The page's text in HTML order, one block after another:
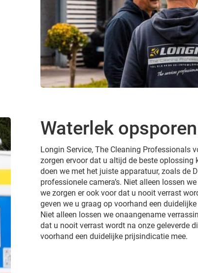
Waterlek
Longin Service, The Cleaning Professionals
zorgen ervoor dat u altijd de beste oplossing
doen we met het juiste apparatuur, zoals de
professionele camera’s. Niet alleen lossen
we zorgen er ook voor dat u nooit verrast
geven we u graag op voorhand een
Niet alleen lossen we onaangename
dat u nooit verrast wordt na onze geleverde
voorhand een duidelijke prijsindicatie mee.